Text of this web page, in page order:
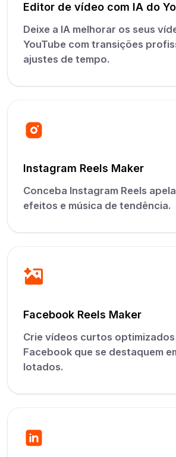
Editor de vídeo com IA do
Deixe a IA melhorar os seus
YouTube com transições
ajustes de tempo.
Instagram Reels Maker
Conceba Instagram Reels
efeitos e música de tendência.
Facebook Reels Maker
Crie vídeos curtos
Facebook que se destaquem
lotados.